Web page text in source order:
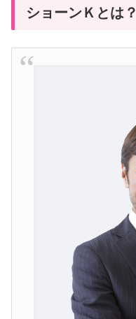
ショーンＫとは？